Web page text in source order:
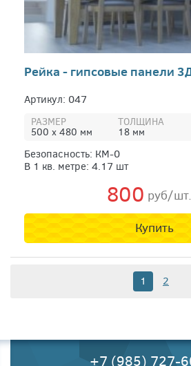
Рейка - гипсовые панели
Артикул: 047
РАЗМЕР
500 х 480 мм
ТОЛЩИНА
18 мм
Безопасность: КМ-0
В 1 кв. метре: 4.17 шт
800 руб/шт.
Купить
1 2
+7 (985) 727-